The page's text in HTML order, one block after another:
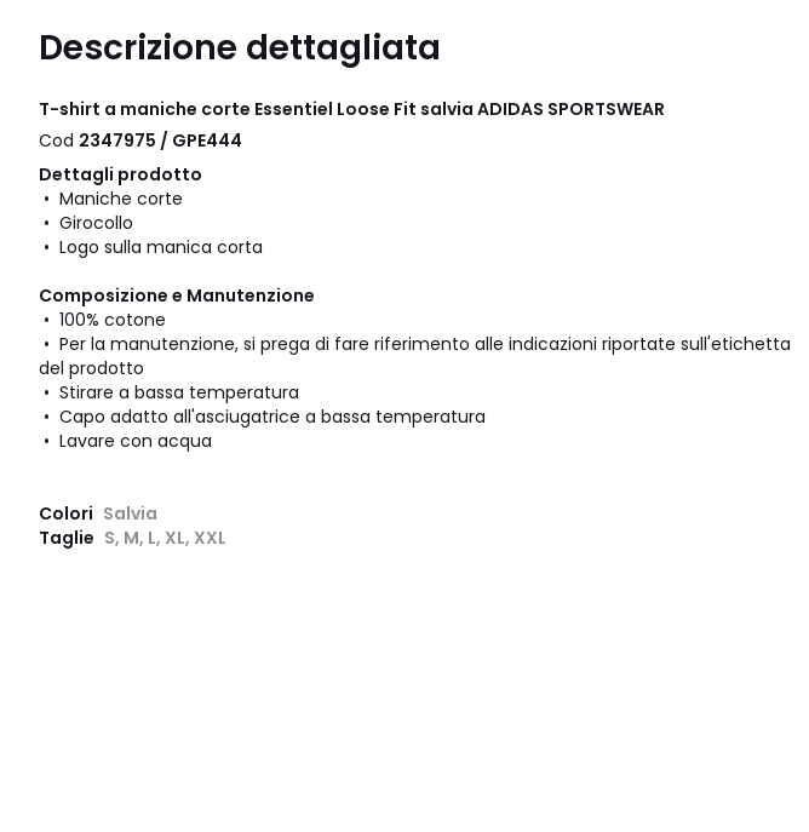
Descrizione dettagliata
T-shirt a maniche corte Essentiel Loose Fit salvia ADIDAS SPORTSWEAR
Cod 2347975 / GPE444
Dettagli prodotto
• Maniche corte
• Girocollo
• Logo sulla manica corta
Composizione e Manutenzione
• 100% cotone
• Per la manutenzione, si prega di fare riferimento alle indicazioni riportate sull'etichetta
del prodotto
• Stirare a bassa temperatura
• Capo adatto all'asciugatrice a bassa temperatura
• Lavare con acqua
Colori Salvia
Taglie S, M, L, XL, XXL